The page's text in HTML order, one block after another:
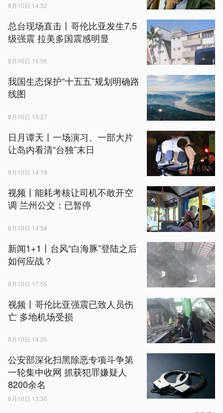
8月10日 14:32
总台现场直击丨哥伦比亚发生7.5
级强震 拉美多国震感明显
8月10日 16:56
我国生态保护“十五五”规划明确路
线图
8月10日 15:27
日月谭天丨一场演习、一部大片
让岛内看清“台独”末日
8月10日 14:18
视频丨能耗考核让司机不敢开空
调 兰州公交：已暂停
8月10日 14:58
新闻1+1丨台风“白海豚”登陆之后
如何应战？
8月10日 17:55
视频丨哥伦比亚强震已致人员伤
亡 多地机场受损
8月10日 14:20
公安部深化扫黑除恶专项斗争第
一轮集中收网 抓获犯罪嫌疑人
8200余名
8月10日 13:30